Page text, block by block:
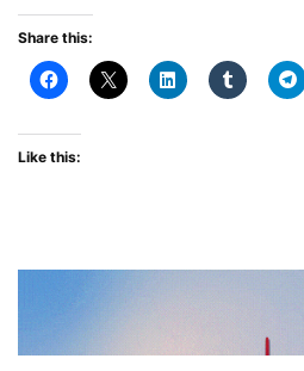
Share this:
Like this: